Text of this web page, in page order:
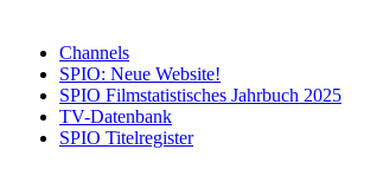
Channels
SPIO: Neue Website!
SPIO Filmstatistisches Jahrbuch 2025
TV-Datenbank
SPIO Titelregister